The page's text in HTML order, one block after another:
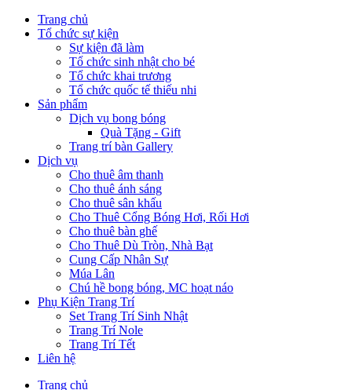
Trang chủ
Tổ chức sự kiện
Sự kiện đã làm
Tổ chức sinh nhật cho bé
Tổ chức khai trương
Tổ chức quốc tế thiếu nhi
Sản phẩm
Dịch vụ bong bóng
Quà Tặng - Gift
Trang trí bàn Gallery
Dịch vụ
Cho thuê âm thanh
Cho thuê ánh sáng
Cho thuê sân khấu
Cho Thuê Cổng Bóng Hơi, Rối Hơi
Cho thuê bàn ghế
Cho Thuê Dù Tròn, Nhà Bạt
Cung Cấp Nhân Sự
Múa Lân
Chú hề bong bóng, MC hoạt náo
Phụ Kiện Trang Trí
Set Trang Trí Sinh Nhật
Trang Trí Nole
Trang Trí Tết
Liên hệ
Trang chủ